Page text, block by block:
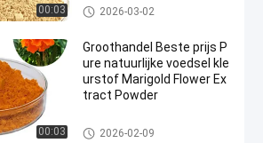
00:03 Plantenextract poeder
2026-03-02
00:03
Groothandel Beste prijs P
ure natuurlijke voedsel kle
urstof Marigold Flower Ex
tract Powder
Plantenextract poeder
2026-02-09